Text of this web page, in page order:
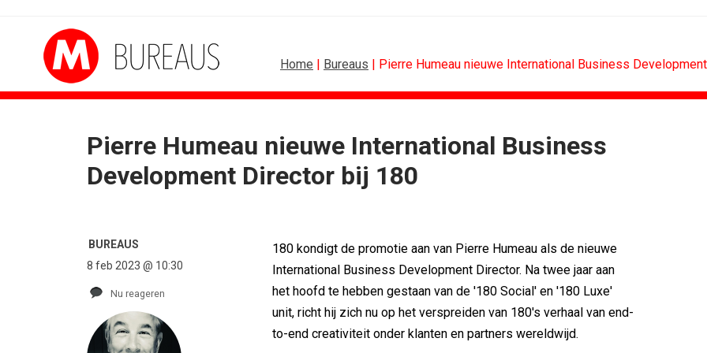
Home | Bureaus | Pierre Humeau nieuwe International Business
Pierre Humeau nieuwe International Business
Development Director bij 180
BUREAUS
8 feb 2023 @ 10:30
Nu reageren
180 kondigt de promotie aan van Pierre Humeau als de nieuwe
International Business Development Director. Na twee jaar aan
het hoofd te hebben gestaan van de '180 Social' en '180 Luxe'
unit, richt hij zich nu op het verspreiden van 180's verhaal van end-
to-end creativiteit onder klanten en partners wereldwijd.
ALGEMEEN
Marouschka Acquoij...
Lotte Willemsen: Hoe merken hun...
Efficiëntie is niet genoeg als...
B2B
Marketing mix modelling terug van...
De marketingkracht van De...
Marketingtransfers week 28, 2026
BUREAUS
Lamborghini maakt ambitie leidend
Havas neemt SportVibes over